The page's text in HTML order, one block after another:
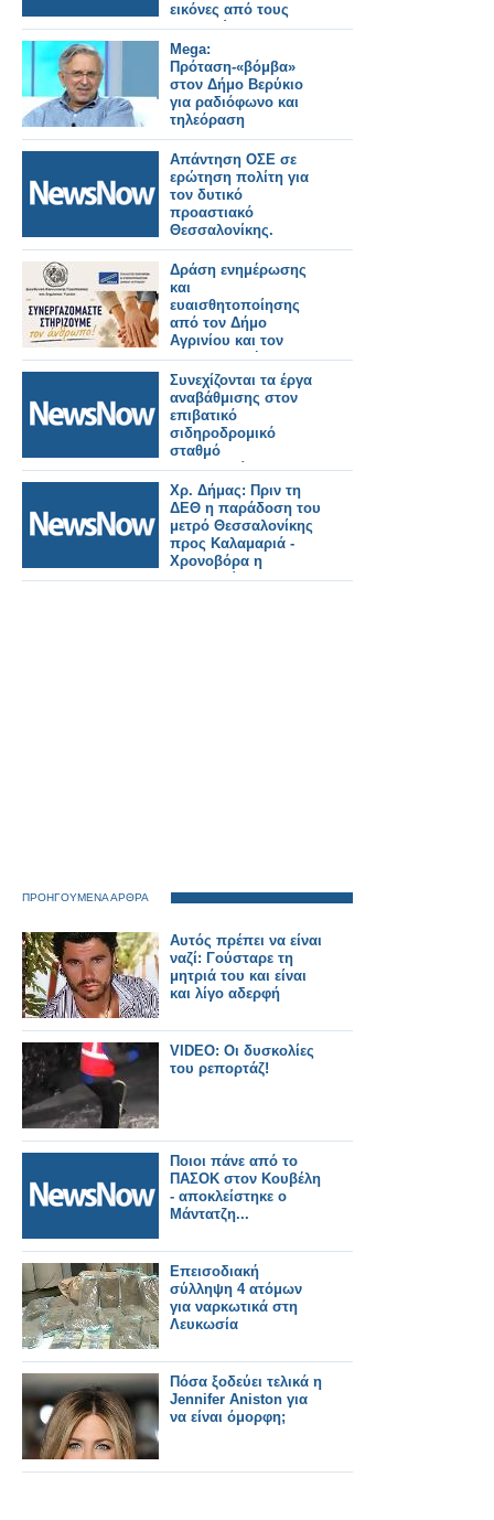
εικόνες από τους
σταθμούς της
Καλαμαριάς.
Mega:
Πρόταση-«βόμβα»
στον Δήμο Βερύκιο
για ραδιόφωνο και
τηλεόραση
Απάντηση ΟΣΕ σε
ερώτηση πολίτη για
τον δυτικό
προαστιακό
Θεσσαλονίκης.
Δράση ενημέρωσης
και
ευαισθητοποίησης
από τον Δήμο
Αγρινίου και τον
ΣΕΕΔΑ με μήνυμα
«Συνεργαζόμαστε –
Στηρίζουμε τον
άνθρωπο»
Συνεχίζονται τα έργα
αναβάθμισης στον
επιβατικό
σιδηροδρομικό
σταθμό
Θεσσαλονίκης.
Χρ. Δήμας: Πριν τη
ΔΕΘ η παράδοση του
μετρό Θεσσαλονίκης
προς Καλαμαριά -
Χρονοβόρα η
διαδικασία για τις
ΠΡΟΗΓΟΥΜΕΝΑ ΑΡΘΡΑ
Αυτός πρέπει να είναι
ναζί: Γούσταρε τη
μητριά του και είναι
και λίγο αδερφή
VIDEO: Οι δυσκολίες
του ρεπορτάζ!
Ποιοι πάνε από το
ΠΑΣΟΚ στον Κουβέλη
- αποκλείστηκε ο
Μάντατζη...
Επεισοδιακή
σύλληψη 4 ατόμων
για ναρκωτικά στη
Λευκωσία
Πόσα ξοδεύει τελικά η
Jennifer Aniston για
να είναι όμορφη;